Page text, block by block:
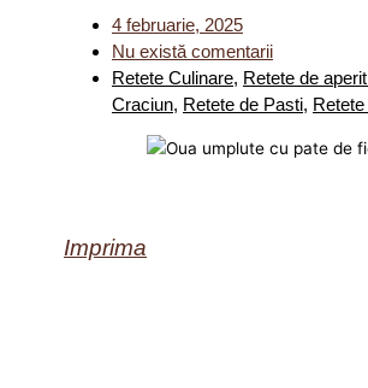
4 februarie, 2025
Nu există comentarii
Retete Culinare, Retete de
Craciun, Retete de Pasti,
Imprima